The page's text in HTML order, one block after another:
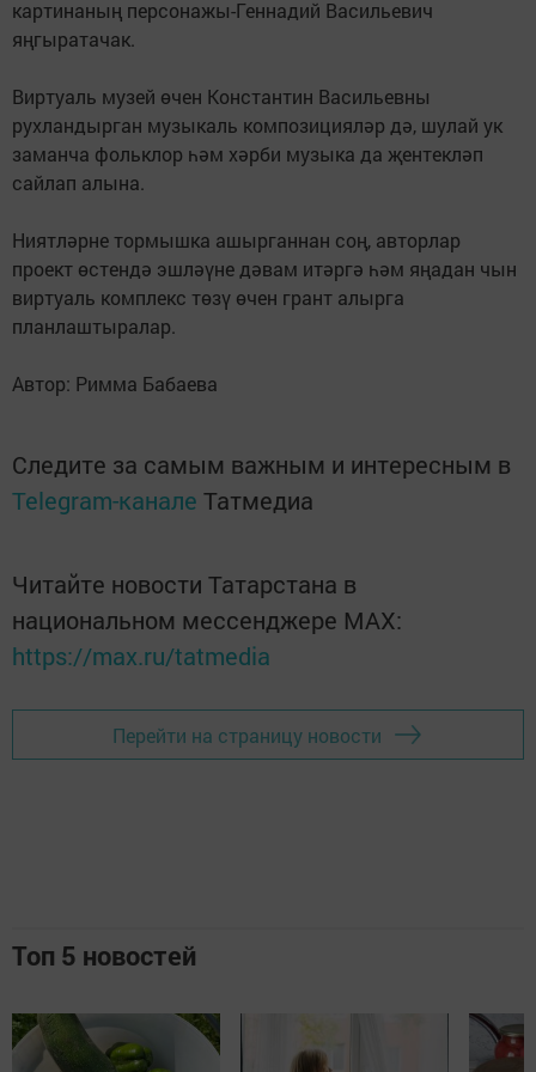
картинаның персонажы-Геннадий Васильевич
яңгыратачак.
Виртуаль музей өчен Константин Васильевны
рухландырган музыкаль композицияләр дә, шулай ук
заманча фольклор һәм хәрби музыка да җентекләп
сайлап алына.
Ниятләрне тормышка ашырганнан соң, авторлар
проект өстендә эшләүне дәвам итәргә һәм яңадан чын
виртуаль комплекс төзү өчен грант алырга
планлаштыралар.
Автор: Римма Бабаева
Следите за самым важным и интересным в
Telegram-канале Татмедиа
Читайте новости Татарстана в
национальном мессенджере MАХ:
https://max.ru/tatmedia
Перейти на страницу новости
Топ 5 новостей